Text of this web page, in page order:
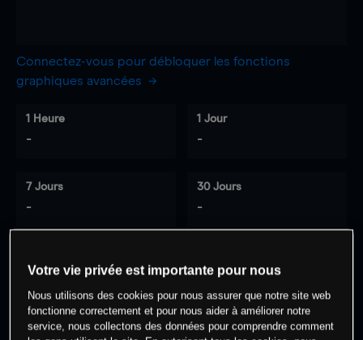
Connectez-vous pour débloquer les fonctions
graphiques avancées
1 Heure
-
1 Jour
-
7 Jours
-
30 Jours
-
0% des clients ont une position à
cet actif
Votre vie privée est importante pour nous
Nous utilisons des cookies pour nous assurer que notre site web
fonctionne correctement et pour nous aider à améliorer notre
service, nous collectons des données pour comprendre comment